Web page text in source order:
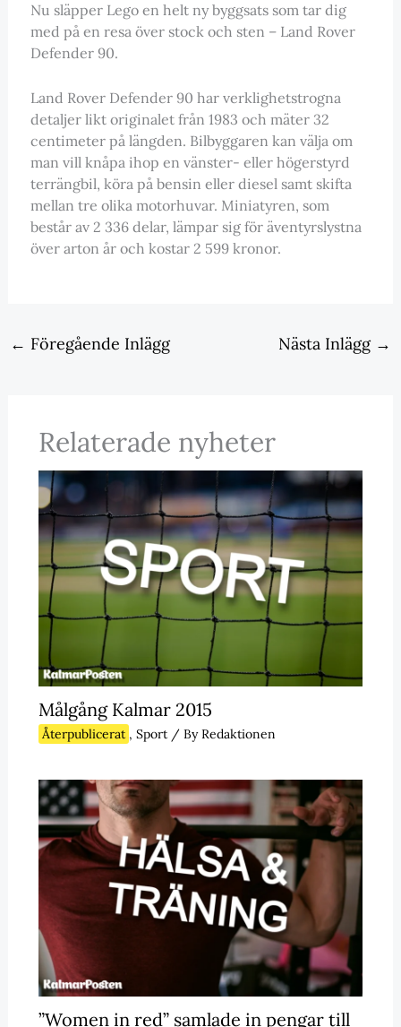
Nu släpper Lego en helt ny byggsats som tar dig
med på en resa över stock och sten – Land Rover
Defender 90.
Land Rover Defender 90 har verklighetstrogna
detaljer likt originalet från 1983 och mäter 32
centimeter på längden. Bilbyggaren kan välja om
man vill knåpa ihop en vänster- eller högerstyrd
terrängbil, köra på bensin eller diesel samt skifta
mellan tre olika motorhuvar. Miniatyren, som
består av 2 336 delar, lämpar sig för äventyrslystna
över arton år och kostar 2 599 kronor.
← Föregående Inlägg Nästa Inlägg →
Relaterade nyheter
Målgång Kalmar 2015
Återpublicerat , Sport/ ByRedaktionen
”Women in red” samlade in pengar till